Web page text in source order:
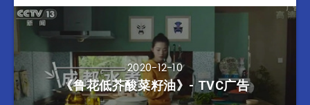
2020-12-10
《鲁花低芥酸菜籽油》- TVC广告